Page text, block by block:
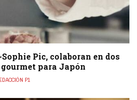
Pic, colaboran en dos
para Japón
P1